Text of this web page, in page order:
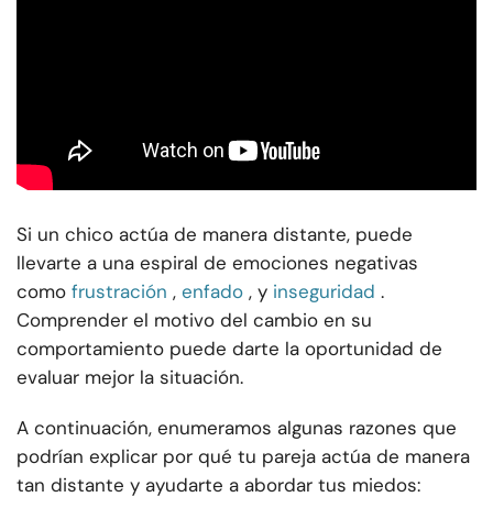
Si un chico actúa de manera distante, puede
llevarte a una espiral de emociones negativas
como frustración , enfado , y inseguridad .
Comprender el motivo del cambio en su
comportamiento puede darte la oportunidad de
evaluar mejor la situación.
A continuación, enumeramos algunas razones que
podrían explicar por qué tu pareja actúa de manera
tan distante y ayudarte a abordar tus miedos: